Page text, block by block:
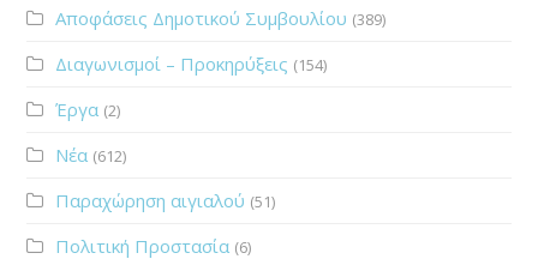
Αποφάσεις Δημοτικού Συμβουλίου (389)
Διαγωνισμοί – Προκηρύξεις (154)
Έργα (2)
Νέα (612)
Παραχώρηση αιγιαλού (51)
Πολιτική Προστασία (6)